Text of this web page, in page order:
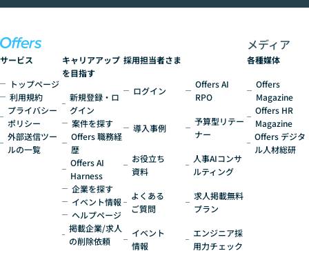
いう方にこそ参加いただきたいイベントで
サービス
トップページ
利用規約
プライバシー
ポリシー
外部送信ツー
ルの一覧
キャリアアップ
を目指す
新規登録・ロ
グイン
案件を探す
Offers 職務経
歴
Offers AI
Harness
企業を探す
イベント情報
ヘルプページ
掲載企業/求人
の削除依頼
採用担当者さま
ログイン
導入事例
お役立ち
資料
よくある
ご質問
イベント
情報
Offers AI
RPO
予算型リテー
ナー
人事AIコンサ
ルティング
求人掲載無料
プラン
エンジニア採
用力チェック
メディア
各種媒体
Offers
Magazine
Offers HR
Magazine
Offers デジタ
ル人材総研